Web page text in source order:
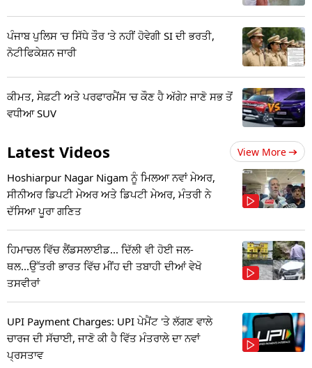
ਪੰਜਾਬ ਪੁਲਿਸ 'ਚ ਸਿੱਧੇ ਤੌਰ 'ਤੇ ਨਹੀਂ ਹੋਵੇਗੀ SI ਦੀ ਭਰਤੀ,
ਨੋਟੀਫਿਕੇਸ਼ਨ ਜਾਰੀ
ਕੀਮਤ, ਸੇਫ਼ਟੀ ਅਤੇ ਪਰਫਾਰਮੈਂਸ 'ਚ ਕੌਣ ਹੈ ਅੱਗੇ? ਜਾਣੋ ਸਭ ਤੋਂ
ਵਧੀਆ SUV
Latest Videos View More
Hoshiarpur Nagar Nigam ਨੂੰ ਮਿਲਆ ਨਵਾਂ ਮੇਅਰ,
ਸੀਨੀਅਰ ਡਿਪਟੀ ਮੇਅਰ ਅਤੇ ਡਿਪਟੀ ਮੇਅਰ, ਮੰਤਰੀ ਨੇ
ਦੱਸਿਆ ਪੂਰਾ ਗਣਿਤ
ਹਿਮਾਚਲ ਵਿੱਚ ਲੈਂਡਸਲਾਈਡ... ਦਿੱਲੀ ਵੀ ਹੋਈ ਜਲ-
ਥਲ...ਉੱਤਰੀ ਭਾਰਤ ਵਿੱਚ ਮੀਂਹ ਦੀ ਤਬਾਹੀ ਦੀਆਂ ਵੇਖੋ
ਤਸਵੀਰਾਂ
UPI Payment Charges: UPI ਪੇਮੈਂਟ 'ਤੇ ਲੱਗਣ ਵਾਲੇ
ਚਾਰਜ ਦੀ ਸੱਚਾਈ, ਜਾਣੋ ਕੀ ਹੈ ਵਿੱਤ ਮੰਤਰਾਲੇ ਦਾ ਨਵਾਂ
ਪ੍ਰਸਤਾਵ